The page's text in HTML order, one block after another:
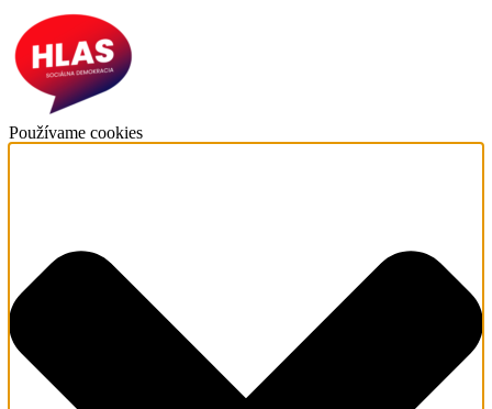
Používame cookies